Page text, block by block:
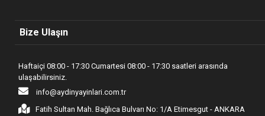
Bize Ulaşın
Haftaiçi 08:00 - 17:30 Cumartesi 08:00 - 17:30 saatleri arasında
ulaşabilirsiniz.
info@aydinyayinlari.com.tr
Fatih Sultan Mah. Bağlıca Bulvarı No: 1/A Etimesgut - ANKARA